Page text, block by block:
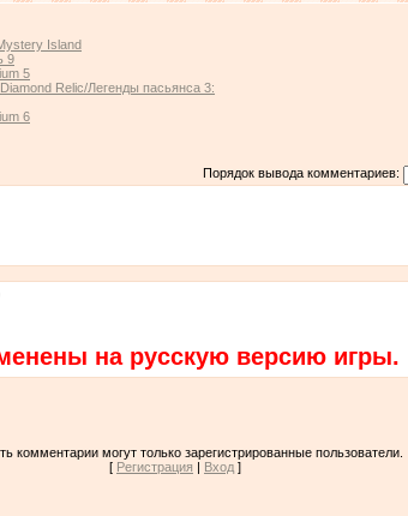
Island
9
5
Relic/Легенды пасьянса 3:
6
Порядок вывода комментариев:
на русскую версию игры.
комментарии могут только зарегистрированные пользователи.
[ Регистрация | Вход ]